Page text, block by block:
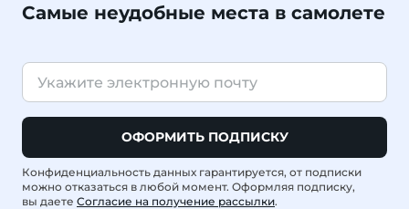
Самые неудобные места в самолете
ОФОРМИТЬ ПОДПИСКУ
Конфиденциальность данных гарантируется, от подписки
можно отказаться в любой момент. Оформляя подписку,
вы даете Согласие на получение рассылки.